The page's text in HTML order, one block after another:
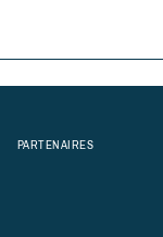
PARTENAIRES